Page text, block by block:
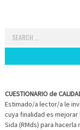
Search
CUESTIONARIO de
Estimado/a lector/a le
cuya finalidad es
Sida (RMds) para